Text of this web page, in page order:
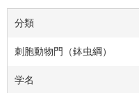
分類
刺胞動物門（鉢虫綱）
学名